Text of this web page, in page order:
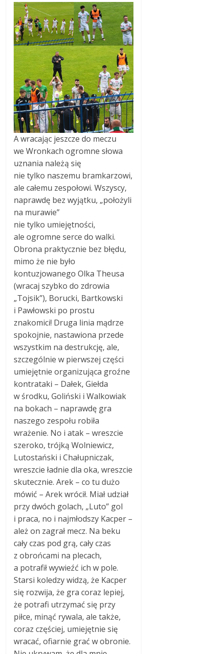
A wracając jeszcze do meczu
we Wronkach ogromne słowa
uznania należą się
nie tylko naszemu bramkarzowi,
ale całemu zespołowi. Wszyscy,
naprawdę bez wyjątku, „położyli
na murawie”
nie tylko umiejętności,
ale ogromne serce do walki.
Obrona praktycznie bez błędu,
mimo że nie było
kontuzjowanego Olka Theusa
(wracaj szybko do zdrowia
„Tojsik”), Borucki, Bartkowski
i Pawłowski po prostu
znakomici! Druga linia mądrze
spokojnie, nastawiona przede
wszystkim na destrukcję, ale,
szczególnie w pierwszej części
umiejętnie organizująca groźne
kontrataki – Dałek, Giełda
w środku, Goliński i Walkowiak
na bokach – naprawdę gra
naszego zespołu robiła
wrażenie. No i atak – wreszcie
szeroko, trójką Wolniewicz,
Lutostański i Chałupniczak,
wreszcie ładnie dla oka, wreszcie
skutecznie. Arek – co tu dużo
mówić – Arek wrócił. Miał udział
przy dwóch golach, „Luto” gol
i praca, no i najmłodszy Kacper –
ależ on zagrał mecz. Na beku
cały czas pod grą, cały czas
z obrońcami na plecach,
a potrafił wywieźć ich w pole.
Starsi koledzy widzą, że Kacper
się rozwija, że gra coraz lepiej,
że potrafi utrzymać się przy
piłce, minąć rywala, ale także,
coraz częściej, umiejętnie się
wracać, ofiarnie grać w obronie.